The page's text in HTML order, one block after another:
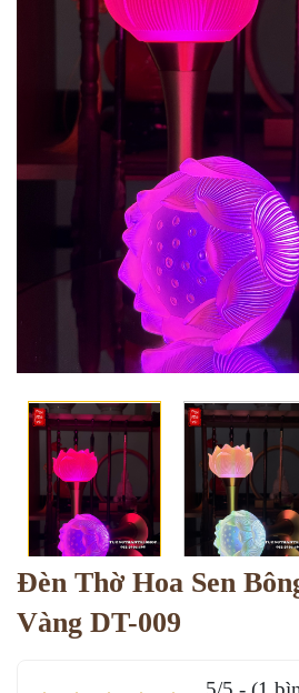
Đèn Thờ Hoa Sen
Vàng DT-009